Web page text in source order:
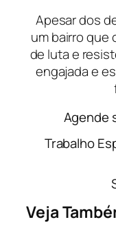
Apesar dos
um bairro que
de luta e
engajada e
Agende
Trabalho
Veja